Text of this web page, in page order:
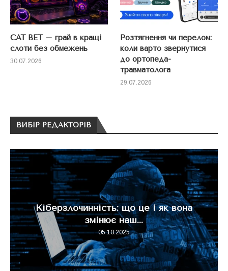
CAT BET – грай в кращі
слоти без обмежень
30.07.2026
Розтягнення чи перелом:
коли варто звернутися
до ортопеда-
травматолога
29.07.2026
ВИБІР РЕДАКТОРІВ
Кіберзлочинність: що це і як вона
змінює наш...
05.10.2025